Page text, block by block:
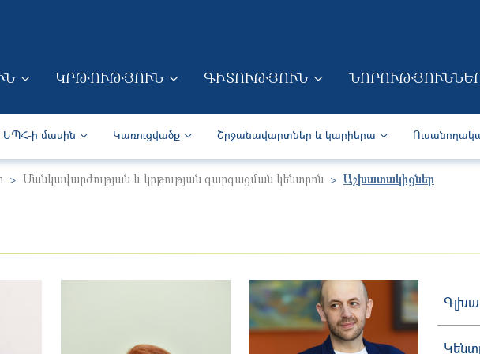
(ARM)
ԿՐԹՈՒԹՅՈՒՆ ԳԻՏՈՒԹՅՈՒՆ
Secondary navigation (Arm)
ԵՊՀ-ի մասին Կառուցվածք Շրջանավարտներ և կարիերա
Մանկավարժության և կրթության զարգացման կենտրոն Աշխատակիցներ